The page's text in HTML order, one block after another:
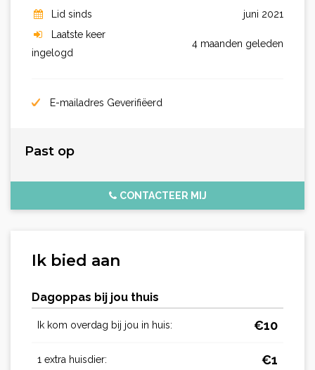
Lid sinds
juni 2021
Laatste keer
ingelogd
4 maanden geleden
E-mailadres Geverifiëerd
Past op
CONTACTEER MIJ
Ik bied aan
Dagoppas bij jou thuis
Ik kom overdag bij jou in huis: €10
1 extra huisdier: €1